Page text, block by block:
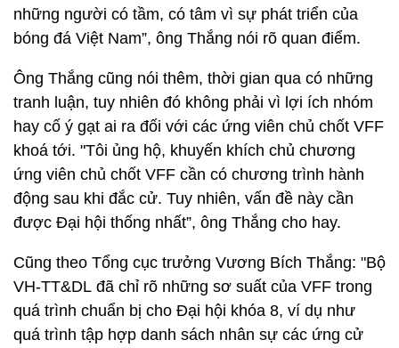
những người có tầm, có tâm vì sự phát triển của
bóng đá Việt Nam”, ông Thắng nói rõ quan điểm.
Ông Thắng cũng nói thêm, thời gian qua có những
tranh luận, tuy nhiên đó không phải vì lợi ích nhóm
hay cố ý gạt ai ra đối với các ứng viên chủ chốt VFF
khoá tới. "Tôi ủng hộ, khuyến khích chủ chương
ứng viên chủ chốt VFF cần có chương trình hành
động sau khi đắc cử. Tuy nhiên, vấn đề này cần
được Đại hội thống nhất”, ông Thắng cho hay.
Cũng theo Tổng cục trưởng Vương Bích Thắng: "Bộ
VH-TT&DL đã chỉ rõ những sơ suất của VFF trong
quá trình chuẩn bị cho Đại hội khóa 8, ví dụ như
quá trình tập hợp danh sách nhân sự các ứng cử